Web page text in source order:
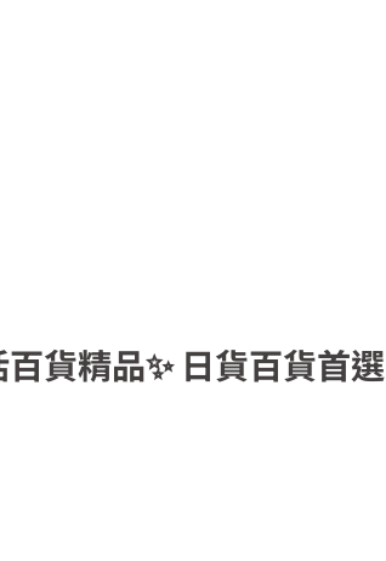
貨精品✨ 日貨百貨首選